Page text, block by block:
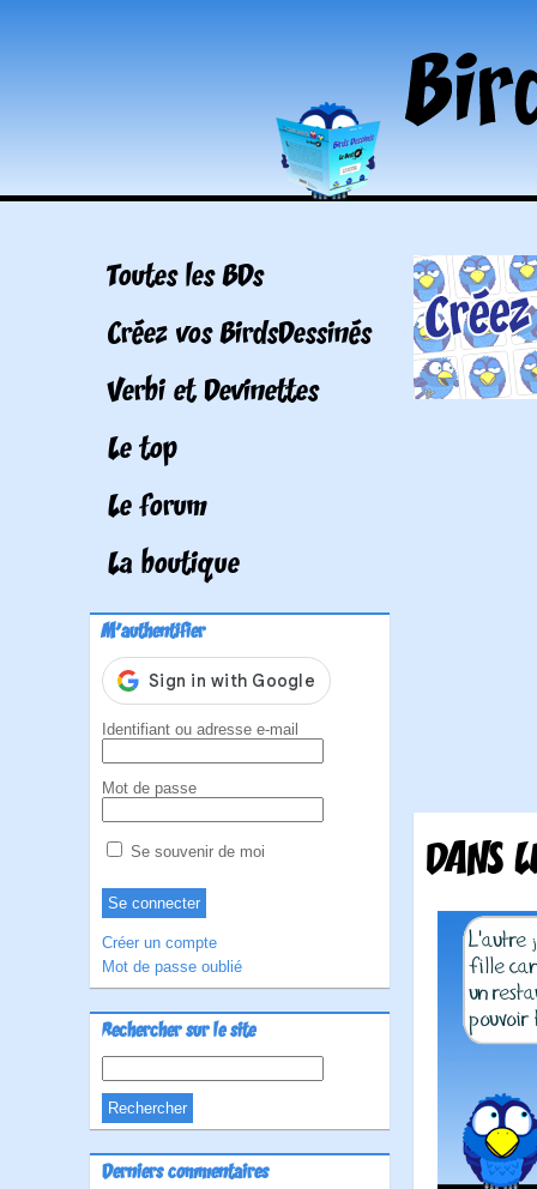
Toutes les BDs
Créez vos BirdsDessinés
Verbi et Devinettes
Le top
Le forum
La boutique
M'authentifier
Identifiant ou adresse e-mail
Mot de passe
Se souvenir de moi
Créer un compte
Mot de passe oublié
Rechercher sur le site
Derniers commentaires
DANS